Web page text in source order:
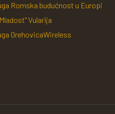
Romska budućnost u Europi
Vularija
OrehovicaWireless